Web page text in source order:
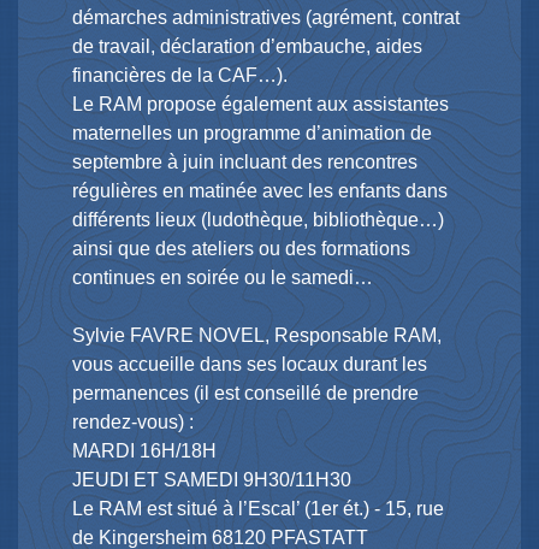
démarches administratives (agrément, contrat
de travail, déclaration d’embauche, aides
financières de la CAF…).
Le RAM propose également aux assistantes
maternelles un programme d’animation de
septembre à juin incluant des rencontres
régulières en matinée avec les enfants dans
différents lieux (ludothèque, bibliothèque…)
ainsi que des ateliers ou des formations
continues en soirée ou le samedi…
Sylvie FAVRE NOVEL, Responsable RAM,
vous accueille dans ses locaux durant les
permanences (il est conseillé de prendre
rendez-vous) :
MARDI 16H/18H
JEUDI ET SAMEDI 9H30/11H30
Le RAM est situé à l’Escal’ (1er ét.) - 15, rue
de Kingersheim 68120 PFASTATT